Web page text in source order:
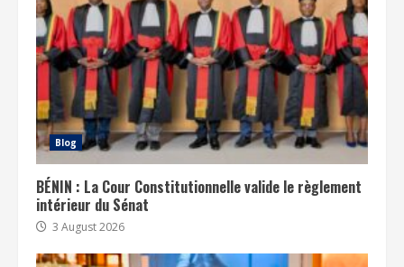
Blog
BÉNIN : La Cour Constitutionnelle valide le règlement
intérieur du Sénat
3 August 2026